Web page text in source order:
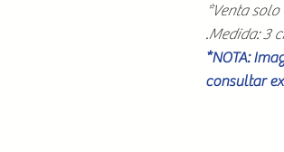
*Venta
.Medida: 3
*NOTA:
consultar